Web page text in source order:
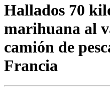
Hallados 70
marihuana al
camión de
Francia